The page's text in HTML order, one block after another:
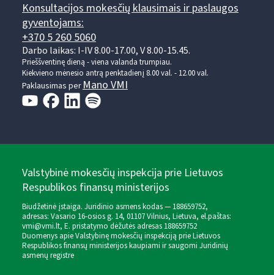
Konsultacijos mokesčių klausimais ir paslaugos
gyventojams:
+370 5 260 5060
Darbo laikas: I-IV 8.00-17.00, V 8.00-15.45.
Prieššventinę dieną - viena valanda trumpiau.
Kiekvieno mėnesio antrą penktadienį 8.00 val. - 12.00 val.
Paklausimas perMano VMI
Valstybinė mokesčių inspekcija prie Lietuvos
Respublikos finansų ministerijos
Biudžetinė įstaiga. Juridinio asmens kodas — 188659752,
adresas: Vasario 16-osios g. 14, 01107 Vilnius, Lietuva, el.paštas:
vmi@vmi.lt, E. pristatymo dėžutės adresas 188659752
Duomenys apie Valstybinę mokesčių inspekciją prie Lietuvos
Respublikos finansų ministerijos kaupiami ir saugomi Juridinių
asmenų registre